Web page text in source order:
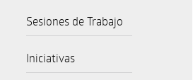
Sesiones de Trabajo
Iniciativas